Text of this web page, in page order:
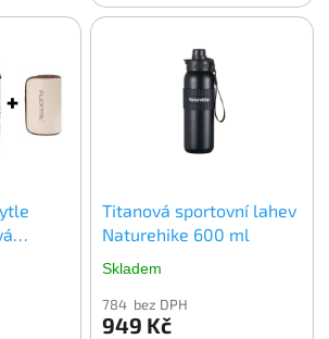
Titanová sportovní lahev
Naturehike 600 ml
Skladem
784 bez DPH
949 Kč